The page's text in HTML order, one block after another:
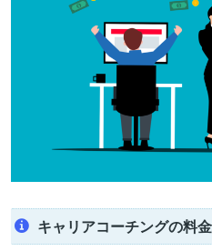
キャリアコーチングの料